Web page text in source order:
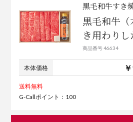
黒毛和牛すき
黒毛和牛
き用わりし
商品番号 46634
本体価格
送料無料
G-Callポイント：100